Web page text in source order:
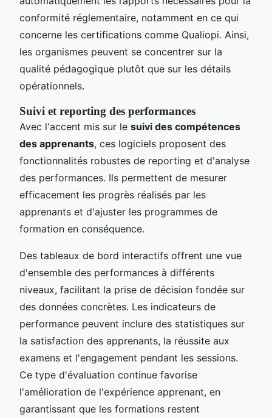
conformité réglementaire, notamment en ce qui
concerne les certifications comme Qualiopi. Ainsi,
les organismes peuvent se concentrer sur la
qualité pédagogique plutôt que sur les détails
opérationnels.
Suivi et reporting des performances
Avec l'accent mis sur le suivi des compétences
des apprenants, ces logiciels proposent des
fonctionnalités robustes de reporting et d'analyse
des performances. Ils permettent de mesurer
efficacement les progrès réalisés par les
apprenants et d'ajuster les programmes de
formation en conséquence.
Des tableaux de bord interactifs offrent une vue
d'ensemble des performances à différents
niveaux, facilitant la prise de décision fondée sur
des données concrètes. Les indicateurs de
performance peuvent inclure des statistiques sur
la satisfaction des apprenants, la réussite aux
examens et l'engagement pendant les sessions.
Ce type d'évaluation continue favorise
l'amélioration de l'expérience apprenant, en
garantissant que les formations restent